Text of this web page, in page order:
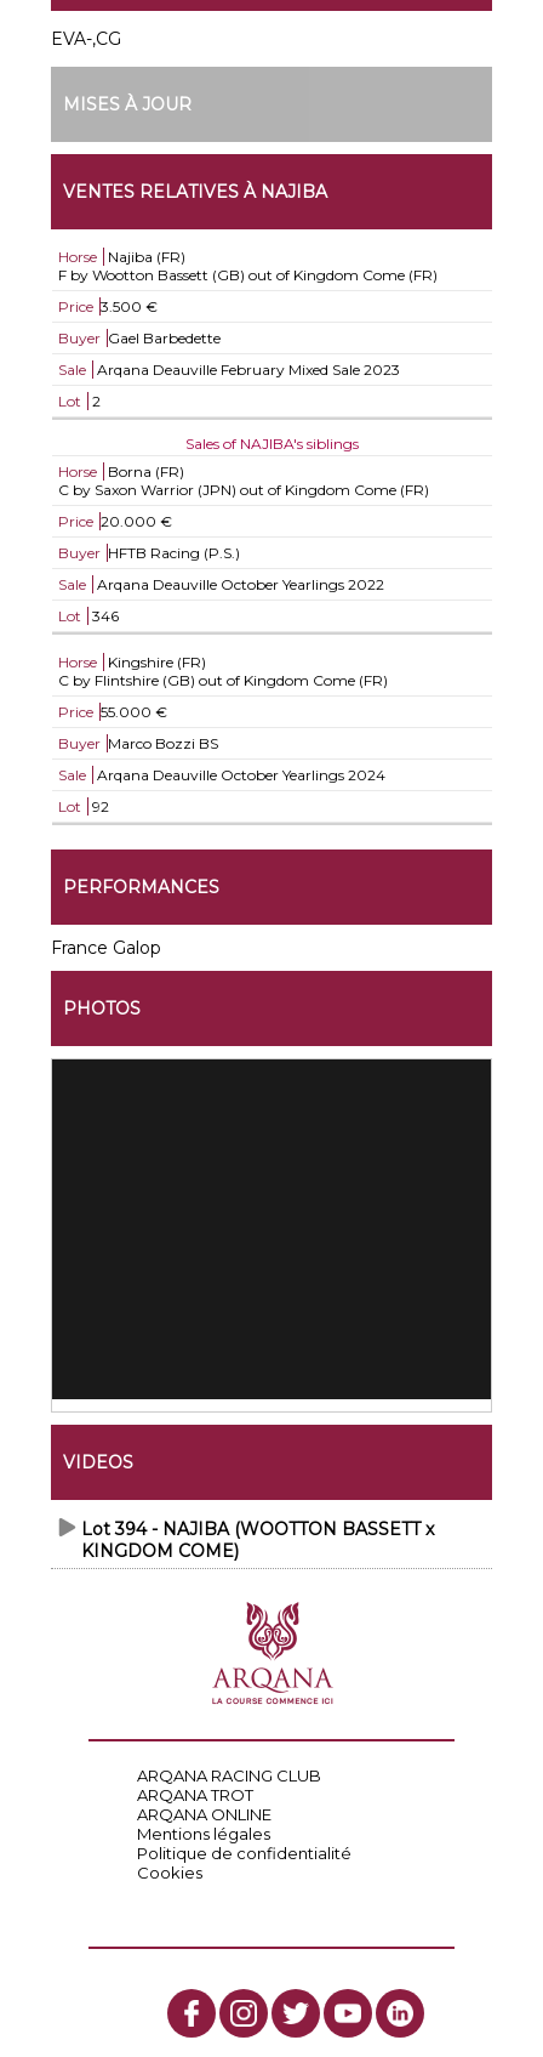
EVA-,CG
MISES À JOUR
VENTES RELATIVES À NAJIBA
Horse
Najiba (FR)
F by Wootton Bassett (GB) out of Kingdom Come (FR)
Price 3.500 €
Buyer Gael Barbedette
Sale
Arqana Deauville February Mixed Sale 2023
Lot
2
Sales of NAJIBA's siblings
Horse
Borna (FR)
C by Saxon Warrior (JPN) out of Kingdom Come (FR)
Price 20.000 €
Buyer HFTB Racing (P.S.)
Sale
Arqana Deauville October Yearlings 2022
Lot
346
Horse
Kingshire (FR)
C by Flintshire (GB) out of Kingdom Come (FR)
Price 55.000 €
Buyer Marco Bozzi BS
Sale
Arqana Deauville October Yearlings 2024
Lot
92
PERFORMANCES
France Galop
PHOTOS
VIDEOS
Lot 394 - NAJIBA (WOOTTON BASSETT x
KINGDOM COME)
ARQANA RACING CLUB
ARQANA TROT
ARQANA ONLINE
Mentions légales
Politique de confidentialité
Cookies